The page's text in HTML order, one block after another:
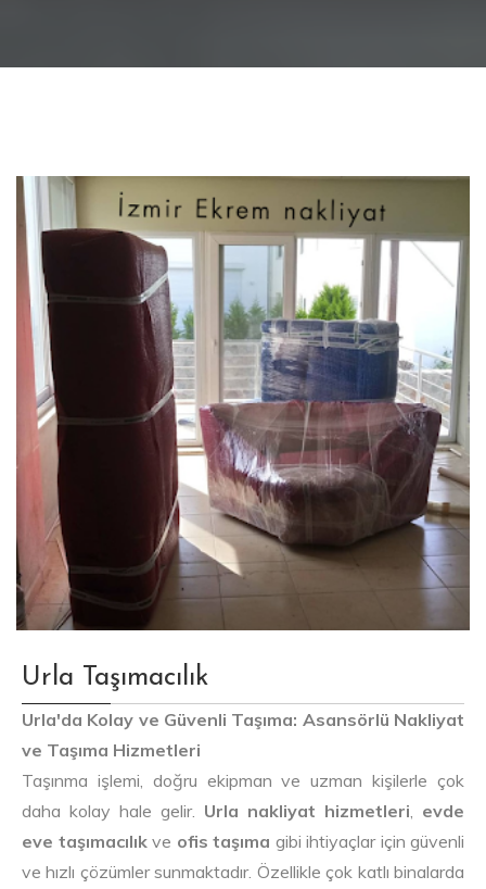
Urla Taşımacılık
Urla'da Kolay ve Güvenli Taşıma: Asansörlü Nakliyat
ve Taşıma Hizmetleri
Taşınma işlemi, doğru ekipman ve uzman kişilerle çok
daha kolay hale gelir. Urla nakliyat hizmetleri
evde
eve taşımacılık ve ofis taşıma gibi ihtiyaçlar için güvenli
ve hızlı çözümler sunmaktadır. Özellikle çok katlı binalarda